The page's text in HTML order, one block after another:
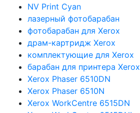
NV Print Cyan
лазерный фотобарабан
фотобарабан для Xerox
драм-картридж Xerox
комплектующие для Xerox
барабан для принтера Xerox
Xerox Phaser 6510DN
Xerox Phaser 6510N
Xerox WorkCentre 6515DN